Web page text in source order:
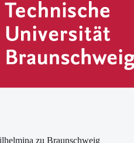
zu Braunschweig